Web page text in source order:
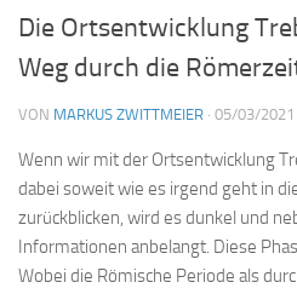
Die Ortsentwicklung
Weg durch die
VON MARKUS ZWITTMEIER · 05/03/2021
Wenn wir mit der Ortsentwicklung
dabei soweit wie es irgend geht in
zurückblicken, wird es dunkel und
Informationen anbelangt. Diese
Wobei die Römische Periode als